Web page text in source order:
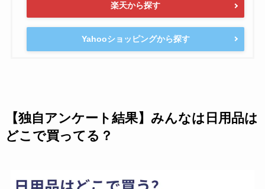
楽天から探す
Yahooショッピングから探す
【独自アンケート結果】みんなは日用品は
どこで買ってる？